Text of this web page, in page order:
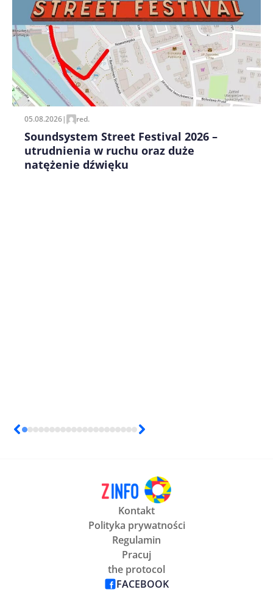
Zapamiętaj moje dane w tej przeglądarce podczas
pisania kolejnych komentarzy.
05.08.2026| red.
Soundsystem Street Festival 2026 –
utrudnienia w ruchu oraz duże
natężenie dźwięku
Kontakt
Polityka prywatności
Regulamin
Pracuj
the protocol
FACEBOOK